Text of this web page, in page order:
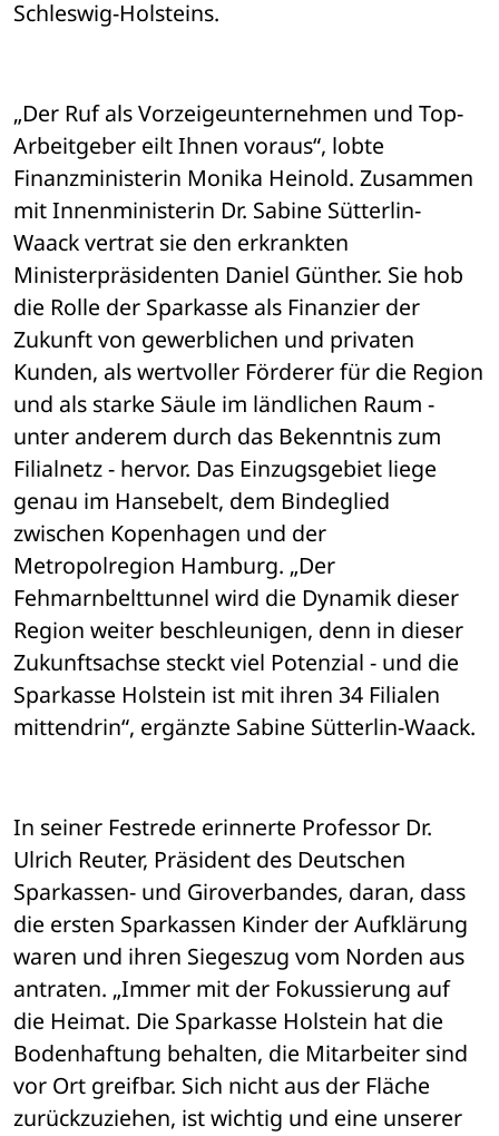
Schleswig-Holsteins.
„Der Ruf als Vorzeigeunternehmen und Top-
Arbeitgeber eilt Ihnen voraus“, lobte
Finanzministerin Monika Heinold. Zusammen
mit Innenministerin Dr. Sabine Sütterlin-
Waack vertrat sie den erkrankten
Ministerpräsidenten Daniel Günther. Sie hob
die Rolle der Sparkasse als Finanzier der
Zukunft von gewerblichen und privaten
Kunden, als wertvoller Förderer für die Region
und als starke Säule im ländlichen Raum -
unter anderem durch das Bekenntnis zum
Filialnetz - hervor. Das Einzugsgebiet liege
genau im Hansebelt, dem Bindeglied
zwischen Kopenhagen und der
Metropolregion Hamburg. „Der
Fehmarnbelttunnel wird die Dynamik dieser
Region weiter beschleunigen, denn in dieser
Zukunftsachse steckt viel Potenzial - und die
Sparkasse Holstein ist mit ihren 34 Filialen
mittendrin“, ergänzte Sabine Sütterlin-Waack.
In seiner Festrede erinnerte Professor Dr.
Ulrich Reuter, Präsident des Deutschen
Sparkassen- und Giroverbandes, daran, dass
die ersten Sparkassen Kinder der Aufklärung
waren und ihren Siegeszug vom Norden aus
antraten. „Immer mit der Fokussierung auf
die Heimat. Die Sparkasse Holstein hat die
Bodenhaftung behalten, die Mitarbeiter sind
vor Ort greifbar. Sich nicht aus der Fläche
zurückzuziehen, ist wichtig und eine unserer